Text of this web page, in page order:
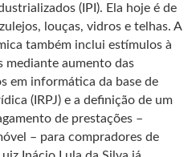
(IPI). Ela hoje é de
louças, vidros e telhas. A
também inclui estímulos à
aumento das
em informática da base de
(IRPJ) e a definição de um
de prestações –
– para compradores de